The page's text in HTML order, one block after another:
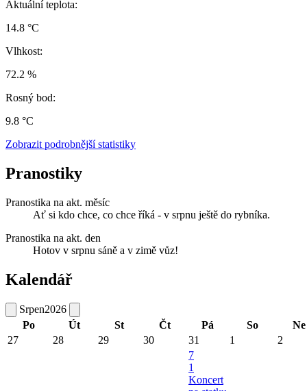
Aktuální teplota:
14.8 °C
Vlhkost:
72.2 %
Rosný bod:
9.8 °C
Zobrazit podrobnější statistiky
Pranostiky
Pranostika na akt. měsíc
Ať si kdo chce, co chce říká - v srpnu ještě do rybníka.
Pranostika na akt. den
Hotov v srpnu sáně a v zimě vůz!
Kalendář
Srpen2026
Po
Út St Čt Pá So
Ne
27
28 29 30 31 1
2
7
1
Koncert